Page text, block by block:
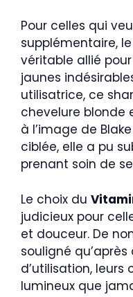
Pour celles qui
supplémentaire, le
véritable allié
jaunes
utilisatrice, ce
chevelure blonde
à l’image de
ciblée, elle a pu
prenant soin de
Le choix du
judicieux pour
et douceur. De
souligné
d’utilisation, leurs
lumineux que